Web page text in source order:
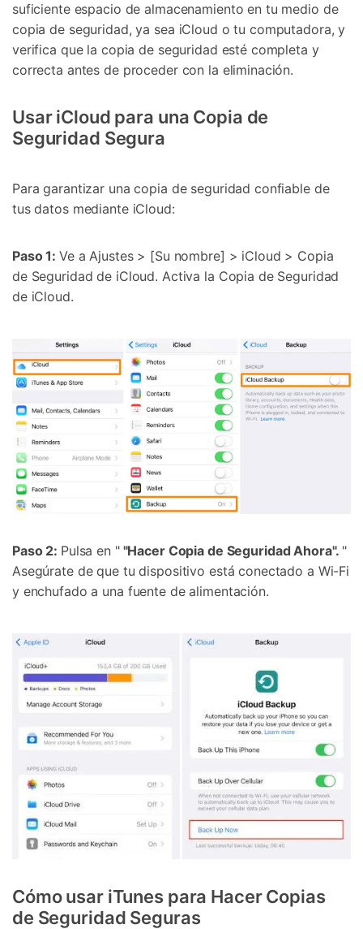
suficiente espacio de almacenamiento en tu medio de
copia de seguridad, ya sea iCloud o tu computadora, y
verifica que la copia de seguridad esté completa y
correcta antes de proceder con la eliminación.
Usar iCloud para una Copia de
Seguridad Segura
Para garantizar una copia de seguridad confiable de
tus datos mediante iCloud:
Paso 1: Ve a Ajustes > [Su nombre] > iCloud > Copia
de Seguridad de iCloud. Activa la Copia de Seguridad
de iCloud.
Paso 2: Pulsa en ""Hacer Copia de Seguridad Ahora". "
Asegúrate de que tu dispositivo está conectado a Wi-Fi
y enchufado a una fuente de alimentación.
Cómo usar iTunes para Hacer Copias
de Seguridad Seguras